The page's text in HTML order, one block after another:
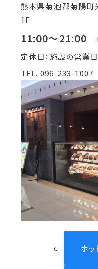
熊本県菊池郡菊陽町
1F
11:00～21:00
定休日：施設の営業
TEL. 096-233-1007
ホ